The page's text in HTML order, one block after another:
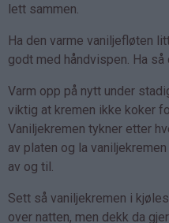
lett sammen.
Ha den varme vaniljefløten
godt med håndvispen. Ha
Varm opp på nytt under
viktig at kremen ikke koker
Vaniljekremen tykner etter
av platen og la
av og til.
Sett så vaniljekremen i
over natten, men dekk da